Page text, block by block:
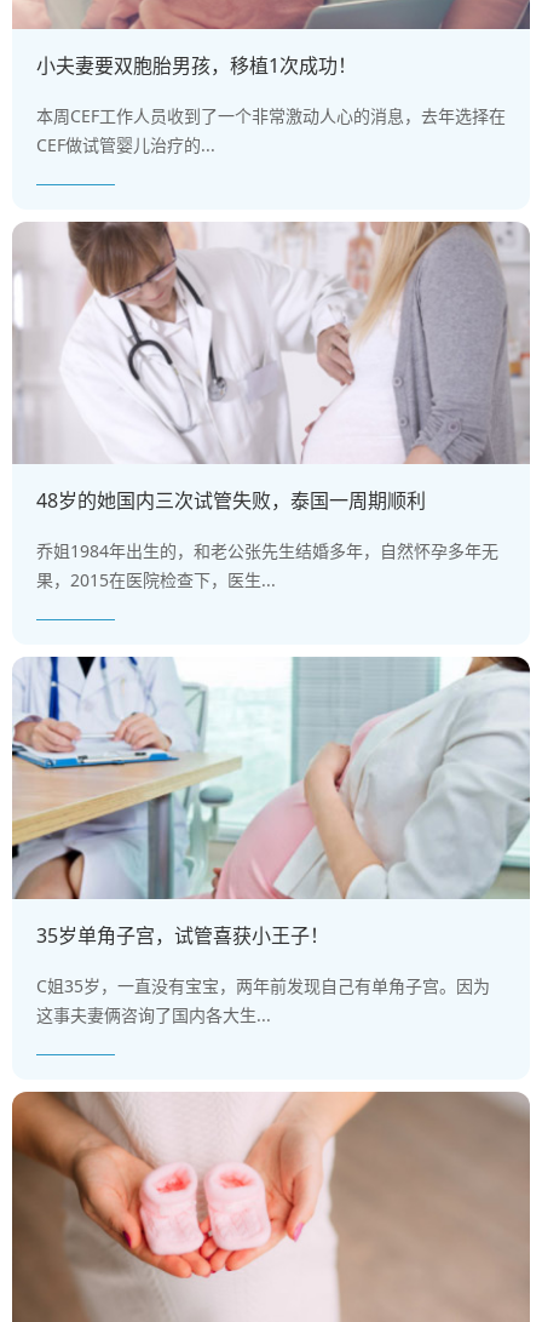
小夫妻要双胞胎男孩，移植1次成功！
本周CEF工作人员收到了一个非常激动人心的消息，去年选择在
CEF做试管婴儿治疗的...
48岁的她国内三次试管失败，泰国一周期顺利
乔姐1984年出生的，和老公张先生结婚多年，自然怀孕多年无
果，2015在医院检查下，医生...
35岁单角子宫，试管喜获小王子！
C姐35岁，一直没有宝宝，两年前发现自己有单角子宫。因为
这事夫妻俩咨询了国内各大生...